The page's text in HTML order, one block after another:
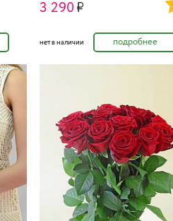
3 290
нет в наличии подробнее